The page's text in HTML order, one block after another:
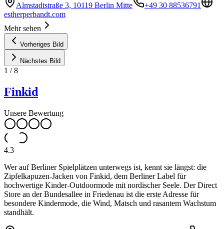
Almstadtstraße 3, 10119 Berlin Mitte
+49 30 88536791
estherperbandt.com
Mehr sehen
Vorheriges Bild
Nächstes Bild
1 /8
Finkid
Unsere Bewertung
4.3
Wer auf Berliner Spielplätzen unterwegs ist, kennt sie längst: die
Zipfelkapuzen-Jacken von Finkid, dem Berliner Label für
hochwertige Kinder-Outdoormode mit nordischer Seele. Der Direct
Store an der Bundesallee in Friedenau ist die erste Adresse für
besondere Kindermode, die Wind, Matsch und rasantem Wachstum
standhält.